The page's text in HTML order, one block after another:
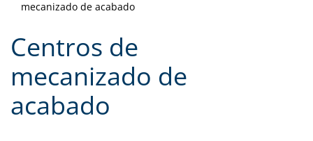
mecanizado de acabado
Centros de
mecanizado de
acabado